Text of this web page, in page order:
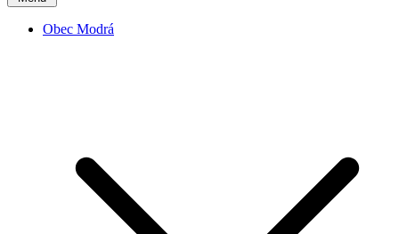
Obec Modrá